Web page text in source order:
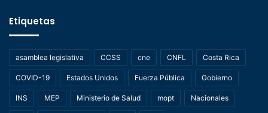
Etiquetas
asamblea legislativa CCSS cne CNFL Costa Rica
COVID-19 Estados Unidos Fuerza Pública Gobierno
INS MEP Ministerio de Salud mopt Nacionales